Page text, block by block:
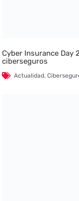
Cyber Insurance
ciberseguros
Actualidad,